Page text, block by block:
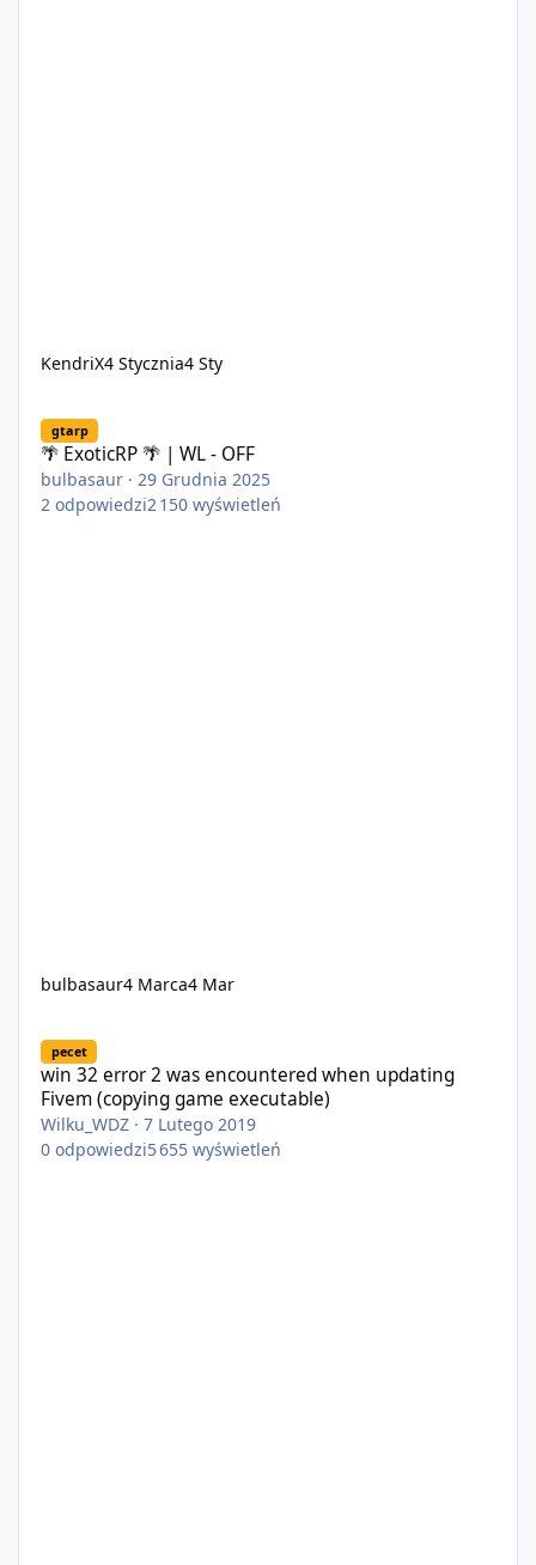
KendriX4 Stycznia4 Sty
gtarp
🌴 ExoticRP 🌴 | WL - OFF
bulbasaur ·29 Grudnia 2025
2 odpowiedzi2 150 wyświetleń
bulbasaur4 Marca4 Mar
pecet
win 32 error 2 was encountered when updating
Fivem (copying game executable)
Wilku_WDZ ·7 Lutego 2019
0 odpowiedzi5 655 wyświetleń